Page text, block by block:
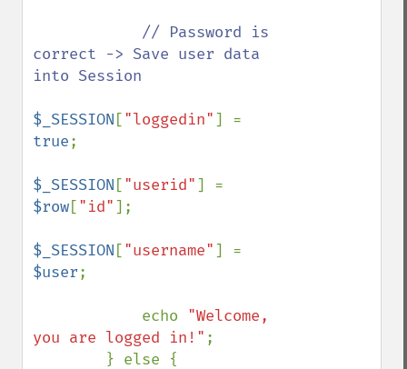
// Password is
correct -> Save user data
into Session
$_SESSION ["loggedin"
true;
$_SESSION ["userid"
$row["id"];
$_SESSION ["username"
$user;
            echo
"Welcome,
you are logged in!" ;